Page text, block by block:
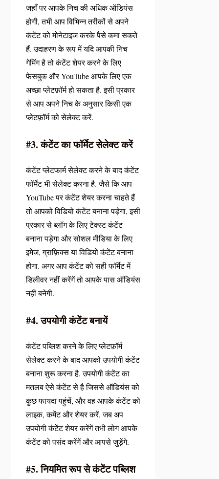
जहाँ पर आपके निच की अधिक ऑडियंस
होगी, तभी आप विभिन्न तरीकों से अपने
कंटेंट को मोनेटाइज करके पैसे कमा सकते
हैं. उदाहरण के रूप में यदि आपकी निच
गेमिंग है तो कंटेंट शेयर करने के लिए
फेसबुक और YouTube आपके लिए एक
अच्छा प्लेटफ़ॉर्म हो सकता है. इसी प्रकार
से आप अपने निच के अनुसार किसी एक
प्लेटफ़ॉर्म को सेलेक्ट करें.
#3. कंटेंट का फॉर्मेट सेलेक्ट करें
कंटेंट प्लेटफार्म सेलेक्ट करने के बाद कंटेंट
फॉर्मेट भी सेलेक्ट करना है. जैसे कि आप
YouTube पर कंटेंट शेयर करना चाहते हैं
तो आपको विडियो कंटेंट बनाना पड़ेगा, इसी
प्रकार से ब्लॉग के लिए टेक्स्ट कंटेंट
बनाना पड़ेगा और सोशल मीडिया के लिए
इमेज, ग्राफ़िक्स या विडियो कंटेंट बनाना
होगा. अगर आप कंटेंट को सही फॉर्मेट में
डिलीवर नहीं करेंगें तो आपके पास ऑडियंस
नहीं बनेगी.
#4. उपयोगी कंटेंट बनायें
कंटेंट पब्लिश करने के लिए प्लेटफ़ॉर्म
सेलेक्ट करने के बाद आपको उपयोगी कंटेंट
बनाना शुरू करना है. उपयोगी कंटेंट का
मतलब ऐसे कंटेंट से है जिससे ऑडियंस को
कुछ फायदा पहुंचें, और वह आपके कंटेंट को
लाइक, कमेंट और शेयर करें. जब अप
उपयोगी कंटेंट शेयर करेंगें तभी लोग आपके
कंटेंट को पसंद करेंगें और आपसे जुड़ेंगे.
#5. नियमित रूप से कंटेंट पब्लिश